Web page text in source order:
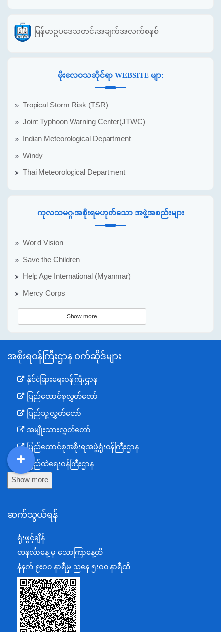
မြန်မာဥပဒေသတင်းအချက်အလက်စနစ်
မိုးလေဝသဆိုင်ရာ WEBSITE မျာ:
Tropical Storm Risk (TSR)
Joint Typhoon Warning Center(JTWC)
Indian Meteorological Department
Windy
Thai Meteorological Department
ကုလသမဂ္ဂ/အစိုးရမဟုတ်သော အဖွဲ့အစည်းများ
World Vision
Save the Children
Help Age International (Myanmar)
Mercy Corps
Show more
အစိုးရဝန်ကြီးဌာန ဝက်ဆိုဒ်များ
နိုင်ငံခြားရေးဝန်ကြီးဌာန
ပြည်ထောင်စုလွှတ်တော်
ပြည်သူ့လွှတ်တော်
အမျိုးသားလွှတ်တော်
ပြည်ထောင်စုအစိုးရအဖွဲ့ရုံးဝန်ကြီးဌာန
ပြည်ထဲရေးဝန်ကြီးဌာန
ကာကွယ်ရေးဝန်ကြီးဌာန
စီမံကိန်း၊ဘဏ္ဍာရေးနှင့်စက်မှုဝန်ကြီးဌာန
ရင်းနှီးမြှုပ်နှံမှုနှင့် နိုင်ငံခြားစီးပွားဆက်သွယ်ရေးဝန်ကြီးဌာန
အပြည်ပြည်ဆိုင်ရာပူးပေါင်းဆောင်ရွက်ရေးဝန်ကြီးဌာန
ပြန်ကြားရေးဝန်ကြီးဌာန
သာသနာရေးနှင့် ယဉ်ကျေးမှုဝန်ကြီးဌာန
စိုက်ပျိုးရေး၊မွေးမြူရေးနှင့်ဆည်မြောင်းဝန်ကြီးဌာန
ပို့ဆောင်ရေးနှင့်ဆက်သွယ်ရေးဝန်ကြီးဌာန
Show more
ဆက်သွယ်ရန်
ရုံးဖွင့်ချိန်
တနင်္လာနေ့ မှ သောကြာနေ့ထိ
နံနက် ၉းဝ၀ နာရီမှ ညနေ ၅းဝ၀ နာရီထိ